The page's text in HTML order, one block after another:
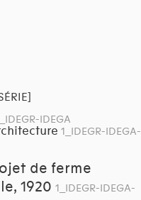
IDEGA
1_IDEGR-IDEGA-
de ferme
1920 1_IDEGR-IDEGA-